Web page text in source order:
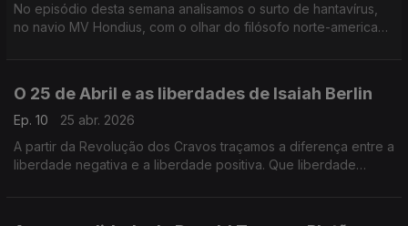
No episódio desta semana analisamos o surto de hantavírus,
no navio MV Hondius, com o olhar do filósofo norte-americano
O 25 de Abril e as liberdades de Isaiah Berlin
Ep. 10
25 abr. 2026
A partir da Revolução dos Cravos traçamos a diferença entre a
liberdade negativa e a liberdade positiva. Que liberdade